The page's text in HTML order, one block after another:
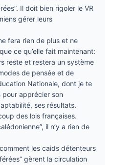
Il doit bien rigoler le VR
gérer leurs
fera rien de plus et ne
ce qu’elle fait maintenant:
reste et restera un système
de pensée et de
Nationale, dont je te
pour apprécier son
ses résultats.
des lois françaises.
il n’y a rien de
les caids détenteurs
gèrent la circulation